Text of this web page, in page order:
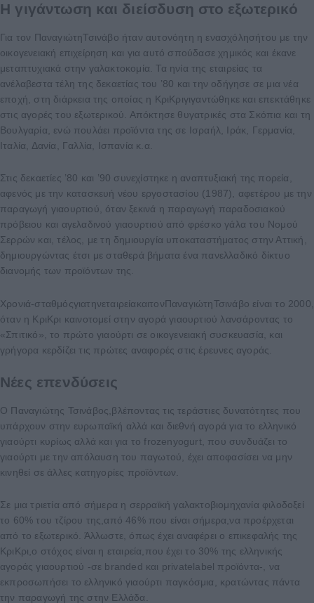
Η γιγάντωση και διείσδυση στο εξωτερικό
Για τον ΠαναγιώτηΤσινάβο ήταν αυτονόητη η ενασχόλησήτου με την
οικογενειακή επιχείρηση και για αυτό σπούδασε χημικός και έκανε
μεταπτυχιακά στην γαλακτοκομία. Τα ηνία της εταιρείας τα
ανέλαβεστα τέλη της δεκαετίας του ’80 και την οδήγησε σε μια νέα
εποχή, στη διάρκεια της οποίας η ΚριΚριγιγαντώθηκε και επεκτάθηκε
στις αγορές του εξωτερικού. Απόκτησε θυγατρικές στα Σκόπια και τη
Βουλγαρία, ενώ πουλάει προϊόντα της σε Ισραήλ, Ιράκ, Γερμανία,
Ιταλία, Δανία, Γαλλία, Ισπανία κ.α.
Στις δεκαετίες ’80 και ’90 συνεχίστηκε η αναπτυξιακή της πορεία,
αφενός με την κατασκευή νέου εργοστασίου (1987), αφετέρου με την
παραγωγή γιαουρτιού, όταν ξεκινά η παραγωγή παραδοσιακού
πρόβειου και αγελαδινού γιαουρτιού από φρέσκο γάλα του Νομού
Σερρών και, τέλος, με τη δημιουργία υποκαταστήματος στην Αττική,
δημιουργώντας έτσι με σταθερά βήματα ένα πανελλαδικό δίκτυο
διανομής των προϊόντων της.
Χρονιά-σταθμόςγιατηνεταιρείακαιτονΠαναγιώτηΤσινάβο είναι το 2000,
όταν η ΚριΚρι καινοτομεί στην αγορά γιαουρτιού λανσάροντας το
«Σπιτικό», το πρώτο γιαούρτι σε οικογενειακή συσκευασία, και
γρήγορα κερδίζει τις πρώτες αναφορές στις έρευνες αγοράς.
Νέες επενδύσεις
Ο Παναγιώτης Τσινάβος,βλέποντας τις τεράστιες δυνατότητες που
υπάρχουν στην ευρωπαϊκή αλλά και διεθνή αγορά για το ελληνικό
γιαούρτι κυρίως αλλά και για το frozenyogurt, που συνδυάζει το
γιαούρτι με την απόλαυση του παγωτού, έχει αποφασίσει να μην
κινηθεί σε άλλες κατηγορίες προϊόντων.
Σε μια τριετία από σήμερα η σερραϊκή γαλακτοβιομηχανία φιλοδοξεί
το 60% του τζίρου της,από 46% που είναι σήμερα,να προέρχεται
από το εξωτερικό. Άλλωστε, όπως έχει αναφέρει ο επικεφαλής της
ΚριΚρι,ο στόχος είναι η εταιρεία,που έχει το 30% της ελληνικής
αγοράς γιαουρτιού -σε branded και privatelabel προϊόντα-, να
εκπροσωπήσει το ελληνικό γιαούρτι παγκόσμια, κρατώντας πάντα
την παραγωγή της στην Ελλάδα.